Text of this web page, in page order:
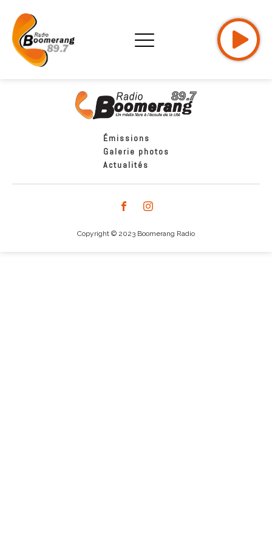
Émissions
Galerie photos
Actualités
Copyright © 2023 Boomerang Radio